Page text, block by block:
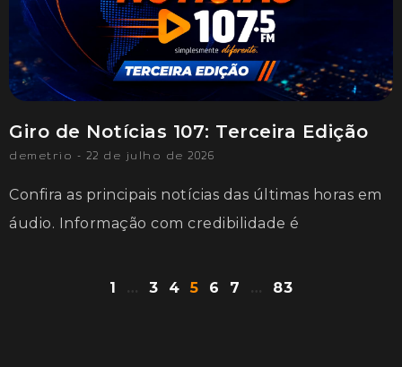
Giro de Notícias 107: Terceira Edição
demetrio 22 de julho de 2026
Confira as principais notícias das últimas horas em
áudio. Informação com credibilidade é
1 … 3 4 5 6 7 … 83